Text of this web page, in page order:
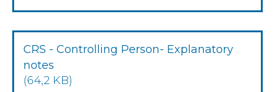
CRS - Controlling Person- Explanatory
notes
(64,2 KB)